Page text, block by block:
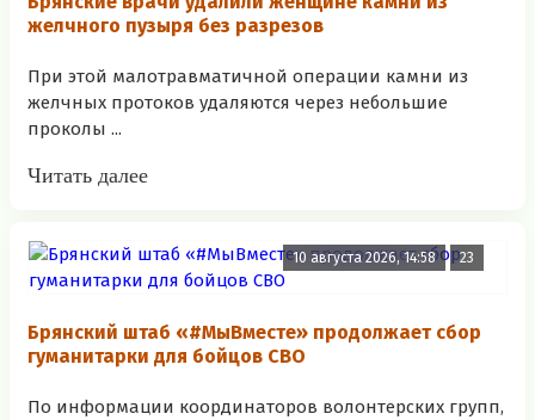
желчного пузыря без разрезов
При этой малотравматичной операции камни из
желчных протоков удаляются через небольшие
проколы ...
Читать далее
10 августа 2026, 14:58 23
Брянский штаб «#МыВместе» продолжает сбор
гуманитарки для бойцов СВО
По информации координаторов волонтерских групп,